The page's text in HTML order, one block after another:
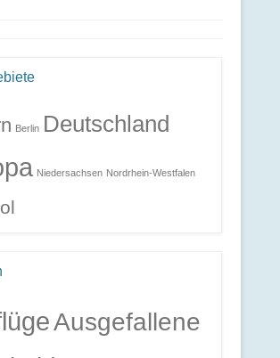
Berlin Deutschland
Niedersachsen Nordrhein-Westfalen
Ausgefallene